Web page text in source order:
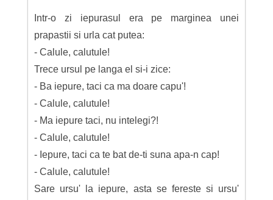
Intr-o zi iepurasul era pe marginea unei
prapastii si urla cat putea:
- Calule, calutule!
Trece ursul pe langa el si-i zice:
- Ba iepure, taci ca ma doare capu'!
- Calule, calutule!
- Ma iepure taci, nu intelegi?!
- Calule, calutule!
- Iepure, taci ca te bat de-ti suna apa-n cap!
- Calule, calutule!
Sare ursu' la iepure, asta se fereste si ursu'